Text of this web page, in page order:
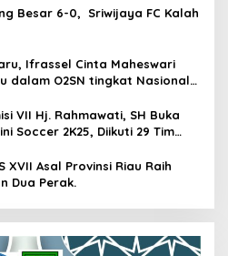
Besar 6-0, Sriwijaya FC Kalah
Ifrassel Cinta Maheswari
dalam O2SN tingkat Nasional
VII Hj. Rahmawati, SH Buka
Soccer 2K25, Diikuti 29 Tim
XVII Asal Provinsi Riau Raih
Dua Perak.